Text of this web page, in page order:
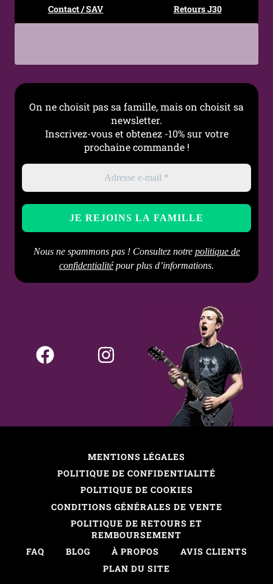
Style
Gothique, Alternatif,
Élégant, Fantaisie
Mode alternative, Cadeau
conseillé
tiède et au savon au pH
neutre, puis séchage
complet avant remise en
place.
Contact / SAV Retours J30
On ne choisit pas sa famille, mais on choisit sa
newsletter.
Inscrivez-vous et obtenez -10% sur votre
prochaine commande !
Nous ne spammons pas ! Consultez notre politique de
confidentialitépour plus d’informations.
MENTIONS LÉGALES
POLITIQUE DE CONFIDENTIALITÉ
POLITIQUE DE COOKIES
CONDITIONS GÉNÉRALES DE VENTE
POLITIQUE DE RETOURS ET
REMBOURSEMENT
FAQ
BLOG À PROPOS
AVIS CLIENTS
PLAN DU SITE